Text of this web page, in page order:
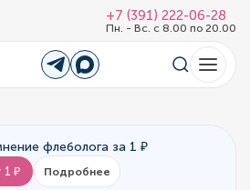
+7 (391) 222-06-28
Пн. - Вс. с 8.00 по 20.00
флеболога за 1 ₽
1 ₽ Подробнее